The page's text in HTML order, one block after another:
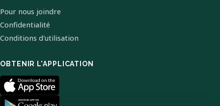
Pour nous joindre
Confidentialité
Conditions d'utilisation
OBTENIR L'APPLICATION